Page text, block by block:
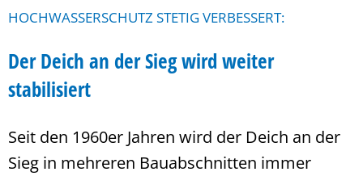
HOCHWASSERSCHUTZ STETIG VERBESSERT:
Der Deich an der Sieg wird weiter
stabilisiert
Seit den 1960er Jahren wird der Deich an der
Sieg in mehreren Bauabschnitten immer